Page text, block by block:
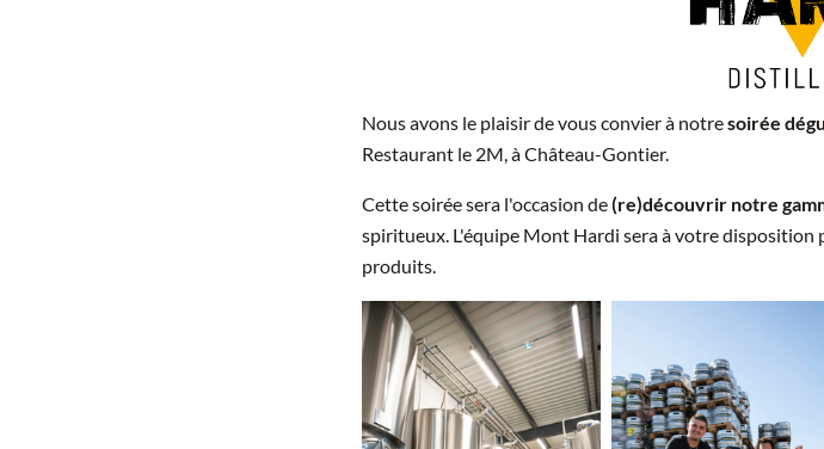
Nous avons le plaisir de vous convier à notresoirée
Restaurant le 2M, à Château-Gontier.
Cette soirée sera l'occasion de(re)découvrir notre
spiritueux. L'équipe Mont Hardi sera à votre disposition
produits.